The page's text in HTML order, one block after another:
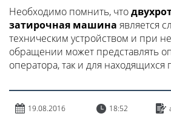
Необходимо помнить, что
затирочная машина является
техническим устройством и при
обращении может представлять
оператора, так и для
19.08.2016 18:52